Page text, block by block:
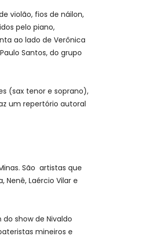
violão, fios de náilon,
pelo piano,
ao lado de Verônica
Santos, do grupo
(sax tenor e soprano),
um repertório autoral
São artistas que
Nenê, Laércio Vilar e
show de Nivaldo
mineiros e